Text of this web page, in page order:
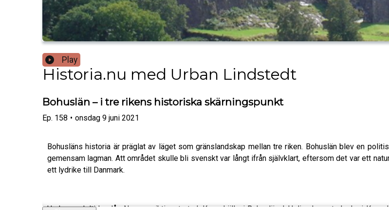
Play
Historia.nu med Urban Lindstedt
Bohuslän – i tre rikens historiska skärningspunkt
Ep. 158 • onsdag 9 juni 2021
Bohusläns historia är präglat av läget som gränslandskap mellan tre riken. Bohuslän blev en
gemensam lagman. Att området skulle bli svenskt var långt ifrån självklart, eftersom det var ett
ett lydrike till Danmark.